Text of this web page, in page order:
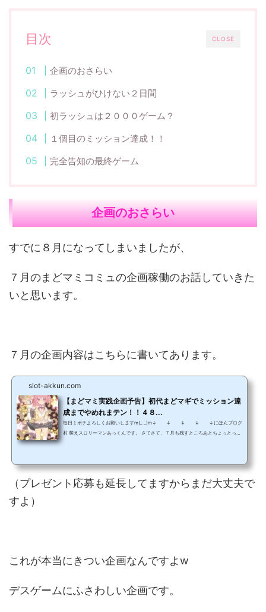
CLOSE
目次
企画のおさらい
ラッシュがひけない２日間
初ラッシュは２０００ゲーム？
１個目のミッション達成！！
完全告知の最終ゲーム
企画のおさらい
すでに８月になってしまいましたが、
７月のまどマミコミュの企画稼働のお話していきた
いと思います。
７月の企画内容はこちらに書いてあります。
slot-akkun.com
【まどマミ実践企画予告】初代まどマギでミッション達
成までやめれまテン！！４８...
毎日１ポチよろしくお願いしますm(_ _)m↓ ↓ ↓ ↓ ↓にほんブログ
村 萌えスロリーマンあっくんです。 さてさて、７月も残すところあとちょっとって
ン〜まどマギで４８時間耐久デスゲーム！！〜 タイトルからしてすごぞうってイメ
でやめれませんってゲー...
（プレゼント応募も延長してますからまだ大丈夫で
すよ）
これが本当にきつい企画なんですよw
デスゲームにふさわしい企画です。